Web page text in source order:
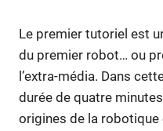
Le premier tutoriel est
du premier robot… ou
l’extra-média. Dans
durée de quatre
origines de la robotique